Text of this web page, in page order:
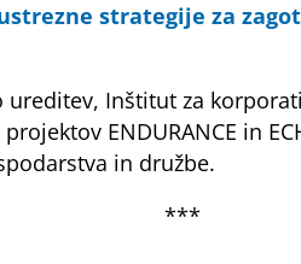
strategije za
Inštitut za
ENDURANCE in
in družbe.
***